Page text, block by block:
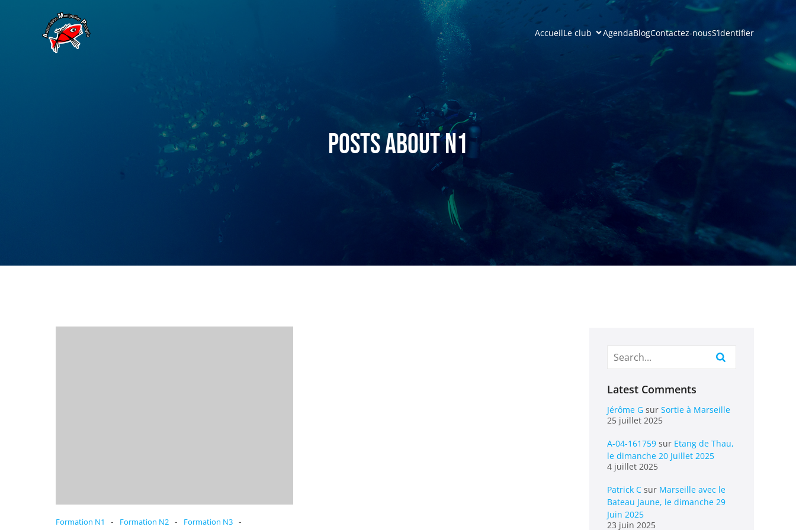
AccueilLe club AgendaBlogContactez-nousS’identifier
Posts about N1
Formation N1 - Formation N2 - Formation N3 -
Latest Comments
Jérôme G sur Sortie à Marseille
25 juillet 2025
A-04-161759 sur Etang de Thau,
le dimanche 20 Juillet 2025
4 juillet 2025
Patrick C sur Marseille avec le
Bateau Jaune, le dimanche 29
Juin 2025
23 juin 2025